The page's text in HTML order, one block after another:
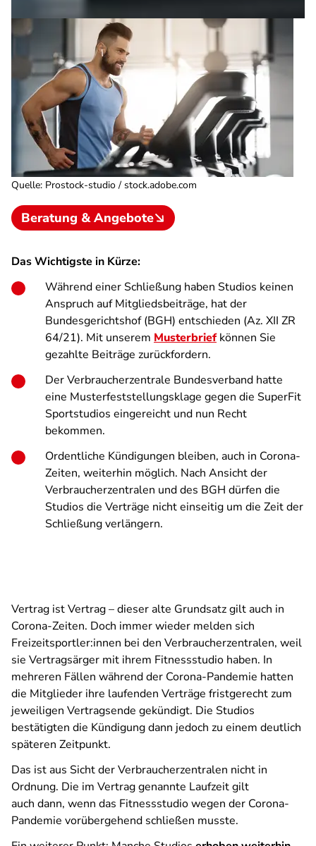
Quelle: Prostock-studio / stock.adobe.com
Beratung & Angebote
Das Wichtigste in Kürze:
Während einer Schließung haben Studios keinen
Anspruch auf Mitgliedsbeiträge, hat der
Bundesgerichtshof (BGH) entschieden (Az. XII ZR
64/21). Mit unserem Musterbriefkönnen Sie
gezahlte Beiträge zurückfordern.
Der Verbraucherzentrale Bundesverband hatte
eine Musterfeststellungsklage gegen die SuperFit
Sportstudios eingereicht und nun Recht
bekommen.
Ordentliche Kündigungen bleiben, auch in Corona-
Zeiten, weiterhin möglich. Nach Ansicht der
Verbraucherzentralen und des BGH dürfen die
Studios die Verträge nicht einseitig um die Zeit der
Schließung verlängern.
Vertrag ist Vertrag – dieser alte Grundsatz gilt auch in
Corona-Zeiten. Doch immer wieder melden sich
Freizeitsportler:innen bei den Verbraucherzentralen, weil
sie Vertragsärger mit ihrem Fitnessstudio haben. In
mehreren Fällen während der Corona-Pandemie hatten
die Mitglieder ihre laufenden Verträge fristgerecht zum
jeweiligen Vertragsende gekündigt. Die Studios
bestätigten die Kündigung dann jedoch zu einem deutlich
späteren Zeitpunkt.
Das ist aus Sicht der Verbraucherzentralen nicht in
Ordnung. Die im Vertrag genannte Laufzeit gilt
auch dann, wenn das Fitnessstudio wegen der Corona-
Pandemie vorübergehend schließen musste.